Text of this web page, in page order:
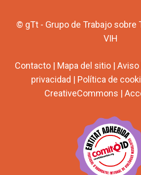
© gTt - Grupo de Trabajo sobre
VIH
Contacto | Mapa del sitio | Aviso
privacidad | Política de
CreativeCommons |